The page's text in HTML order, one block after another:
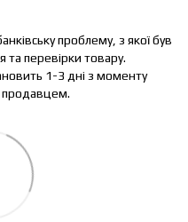
проблему, з якої був
та перевірки товару.
1-3 дні з моменту
продавцем.